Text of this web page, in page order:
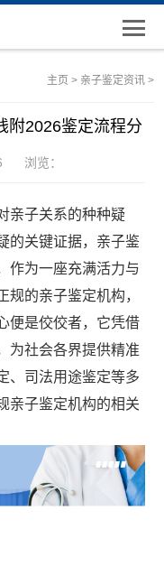
主页 > 亲子鉴定资讯>
附2026鉴定流程分
浏览：
亲子关系的种种疑
的关键证据，亲子鉴
作为一座充满活力与
的亲子鉴定机构，
便是佼佼者，它凭借
为社会各界提供精准
、司法用途鉴定等多
亲子鉴定机构的相关